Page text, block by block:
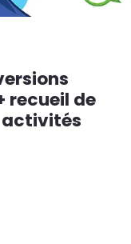
recueil de
activités